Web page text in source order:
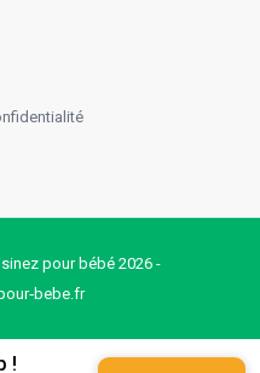
pour bébé 2026 -
!